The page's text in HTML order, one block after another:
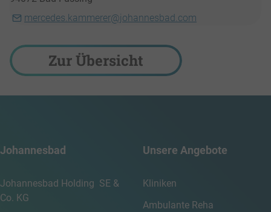
mercedes.kammerer@johannesbad.com
Zur Übersicht
Johannesbad
Johannesbad Holding SE &
Co. KG
Unsere Angebote
Kliniken
Ambulante Reha